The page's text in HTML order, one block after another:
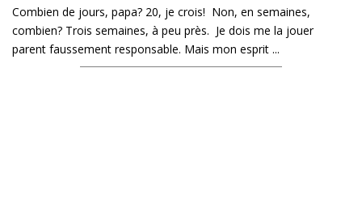
Combien de jours, papa? 20, je crois! Non, en semaines,
combien? Trois semaines, à peu près. Je dois me la jouer
parent faussement responsable. Mais mon esprit ...